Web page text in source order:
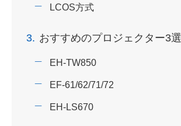
LCOS方式
3. おすすめのプロジェクター3選
EH-TW850
EF-61/62/71/72
EH-LS670